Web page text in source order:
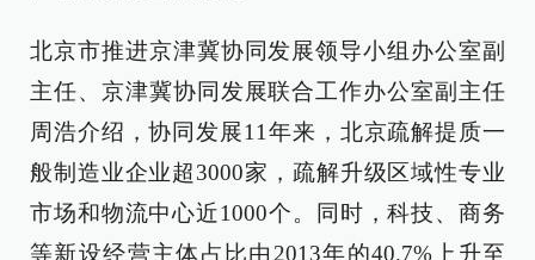
北京市推进京津冀协同发展领导小组办公室副
主任、京津冀协同发展联合工作办公室副主任
周浩介绍，协同发展11年来，北京疏解提质一
般制造业企业超3000家，疏解升级区域性专业
市场和物流中心近1000个。同时，科技、商务
等新设经营主体占比由2013年的40.7%上升至